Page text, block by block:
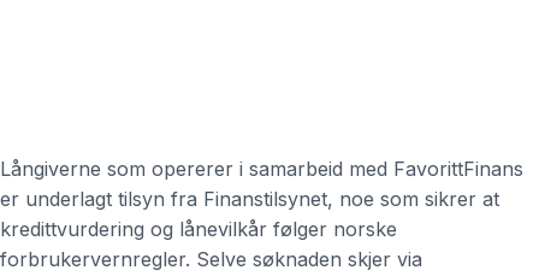
Långiverne som opererer i samarbeid med FavorittFinans
er underlagt tilsyn fra Finanstilsynet, noe som sikrer at
kredittvurdering og lånevilkår følger norske
forbrukervernregler. Selve søknaden skjer via